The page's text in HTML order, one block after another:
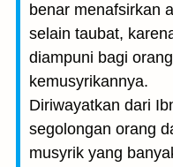
benar menafsirkan
selain taubat,
diampuni bagi
kemusyrikannya.
Diriwayatkan dari
segolongan orang
musyrik yang